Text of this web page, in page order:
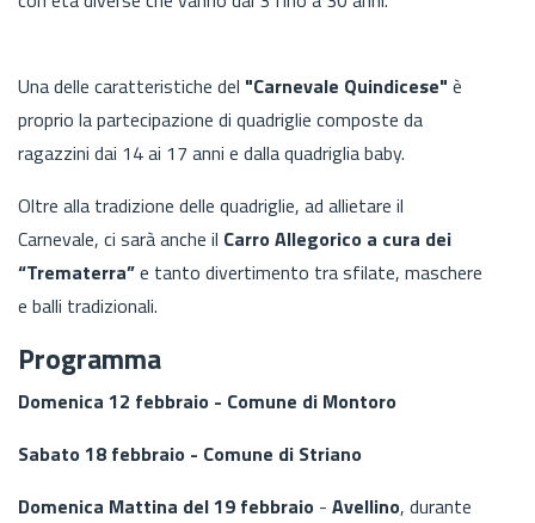
Una delle caratteristiche del "Carnevale Quindicese" è
proprio la partecipazione di quadriglie composte da
ragazzini dai 14 ai 17 anni e dalla quadriglia baby.
Oltre alla tradizione delle quadriglie, ad allietare il
Carnevale, ci sarà anche il Carro Allegorico a cura dei
“Trematerra”e tanto divertimento tra sfilate, maschere
e balli tradizionali.
Programma
Domenica 12 febbraio - Comune di Montoro
Sabato 18 febbraio - Comune di Striano
Domenica Mattina del 19 febbraio - Avellino, durante